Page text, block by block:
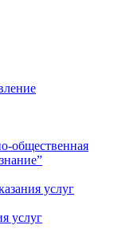
общественная
услуг
услуг